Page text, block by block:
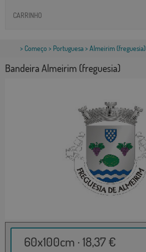
CARRINHO
> Começo > Portuguesa> Almeirim (freguesia)
Bandeira Almeirim (freguesia)
60x100cm · 18,37 €